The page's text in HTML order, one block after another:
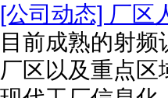
[公司动态] 厂区
目前成熟的射
厂区以及重点